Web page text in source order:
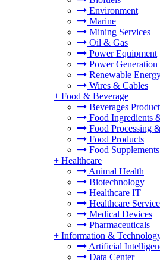
Environment
Marine
Mining Services
Oil & Gas
Power Equipment
Power Generation
Renewable
Wires & Cables
+ Food & Beverage
Beverages
Food Ingredients
Food Processing
Food Products
Food Supplements
+ Healthcare
Animal Health
Biotechnology
Healthcare IT
Healthcare
Medical Devices
Pharmaceuticals
+ Information &
Artificial
Data Center